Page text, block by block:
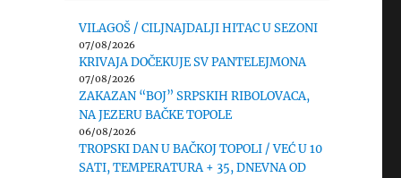
VILAGOŠ / CILJNAJDALJI HITAC U SEZONI
07/08/2026
KRIVAJA DOČEKUJE SV PANTELEJMONA
07/08/2026
ZAKAZAN “BOJ” SRPSKIH RIBOLOVACA,
NA JEZERU BAČKE TOPOLE
06/08/2026
TROPSKI DAN U BAČKOJ TOPOLI / VEĆ U 10
SATI, TEMPERATURA + 35, DNEVNA OD